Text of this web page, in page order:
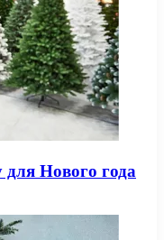
Нового года